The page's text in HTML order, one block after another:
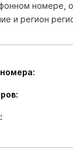
номере,
и регион